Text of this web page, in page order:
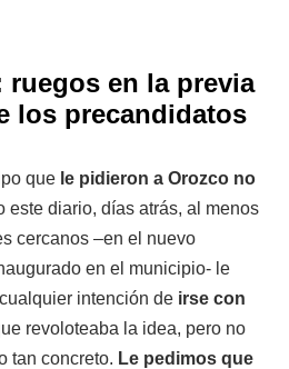
ruegos en la previa
los precandidatos
que le pidieron a Orozco no
este diario, días atrás, al menos
cercanos –en el nuevo
en el municipio- le
intención de irse con
revoloteaba la idea, pero no
tan concreto. Le pedimos que